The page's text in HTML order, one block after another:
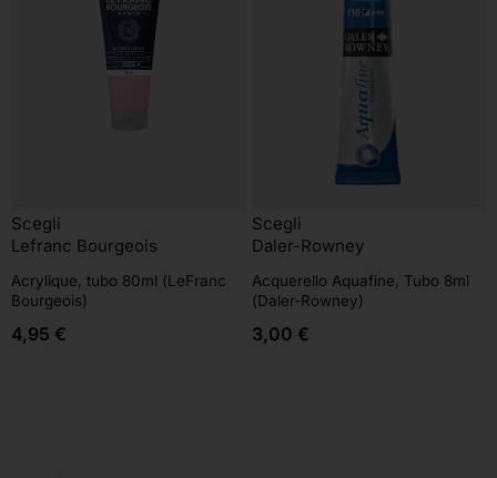
Scegli
Lefranc Bourgeois
Acrylique, tubo 80ml (LeFranc
Bourgeois)
4,95 €
Scegli
Daler-Rowney
Acquerello Aquafine, Tubo 8ml
(Daler-Rowney)
3,00 €